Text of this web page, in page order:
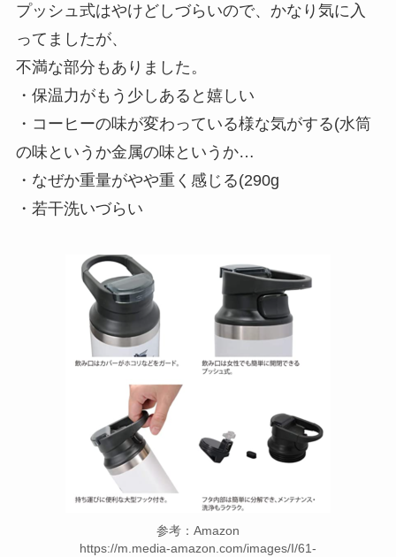
プッシュ式はやけどしづらいので、かなり気に入
ってましたが、
不満な部分もありました。
・保温力がもう少しあると嬉しい
・コーヒーの味が変わっている様な気がする(水筒
の味というか金属の味というか…
・なぜか重量がやや重く感じる(290g
・若干洗いづらい
参考：Amazon
https://m.media-amazon.com/images/I/61-